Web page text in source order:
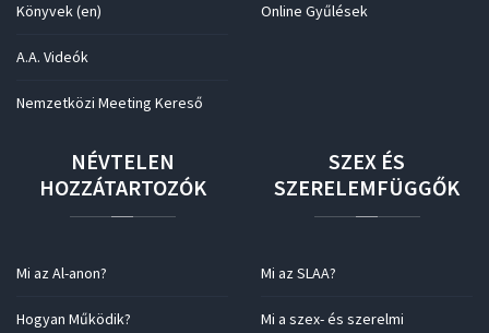
Könyvek (en)
A.A. Videók
Nemzetközi Meeting Kereső
Online Gyűlések
NÉVTELEN
HOZZÁTARTOZÓK
Mi az Al-anon?
Hogyan Működik?
SZEX ÉS
SZERELEMFÜGGŐK
Mi az SLAA?
Mi a szex- és szerelmi